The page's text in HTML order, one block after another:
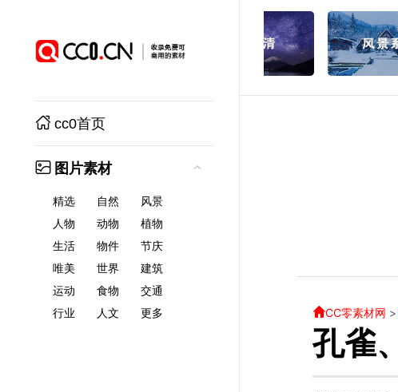
cc0首页
图片素材
精选 自然
风景
人物
动物
植物
生活
物件
节庆
唯美
世界
建筑
运动
食物
交通
行业
人文 更多 CC零素材网 >
孔雀